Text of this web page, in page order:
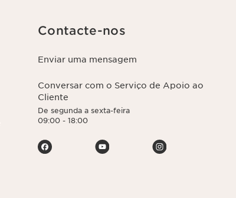
Contacte-nos
Enviar uma mensagem
Conversar com o Serviço de Apoio ao
Cliente
De segunda a sexta-feira
09:00 - 18:00